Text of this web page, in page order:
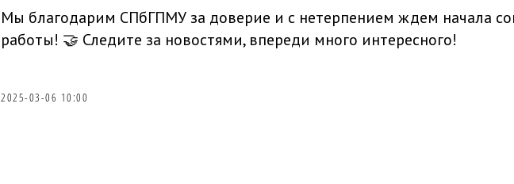
Мы благодарим СПбГПМУ за доверие и с нетерпением ждем начала
работы! 🤝 Следите за новостями, впереди много интересного!
2025-03-06 10:00